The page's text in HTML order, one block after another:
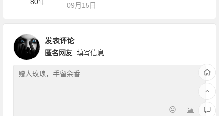
09月15日
发表评论
匿名网友 填写信息